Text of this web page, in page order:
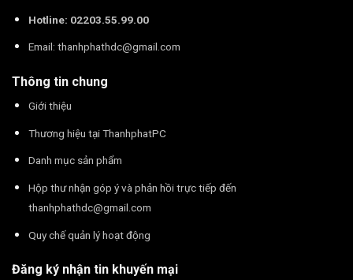
Hotline: 02203.55.99.00
Email: thanhphathdc@gmail.com
Thông tin chung
Giới thiệu
Thương hiệu tại ThanhphatPC
Danh mục sản phẩm
Hộp thư nhận góp ý và phản hồi trực tiếp đến
thanhphathdc@gmail.com
Quy chế quản lý hoạt động
Đăng ký nhận tin khuyến mại